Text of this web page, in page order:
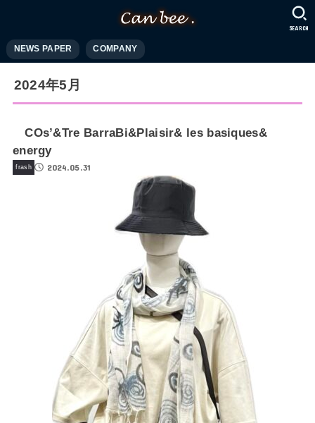
NEWS PAPER COMPANY
SEARCH
2024年5月
COs’&Tre BarraBi&Plaisir& les basiques&
energy
frash 2024.05.31